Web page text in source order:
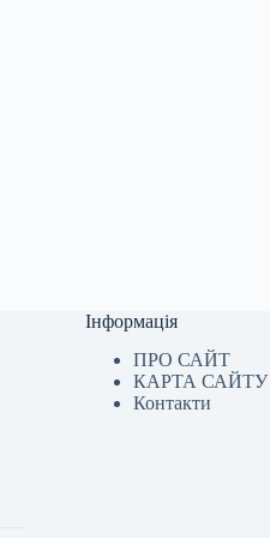
Інформація
ПРО САЙТ
КАРТА САЙТУ
Контакти